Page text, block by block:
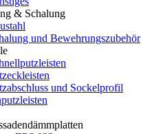
& Schalung
und Bewehrungszubehör
und Sockelprofil